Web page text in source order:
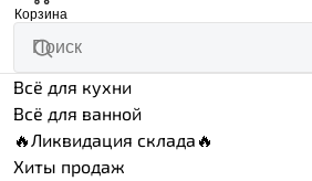
Корзина
Всё для кухни
Всё для ванной
🔥Ликвидация склада🔥
Хиты продаж